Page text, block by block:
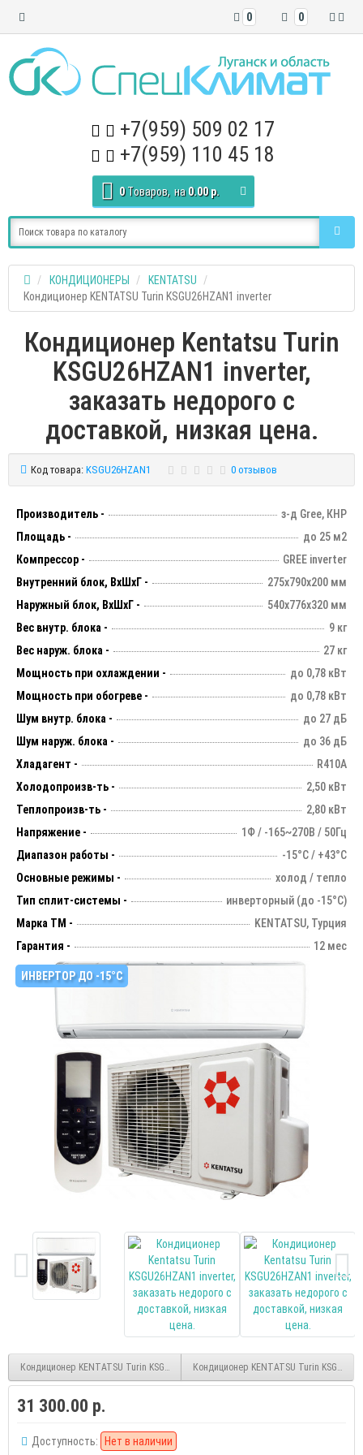
0
0
+7(959) 509 02 17
+7(959) 110 45 18
0 Tоваров, на 0.00 р.
КОНДИЦИОНЕРЫ
KENTATSU
Кондиционер KENTATSU Turin KSGU26HZAN1 inverter
Кондиционер Kentatsu Turin
KSGU26HZAN1 inverter,
заказать недорого с
доставкой, низкая цена.
Код товара: KSGU26HZAN1 0 отзывов
Производитель -
з-д Gree, КНР
Площадь -
до 25 м2
Компрессор -
GREE inverter
Внутренний блок, ВхШхГ -
275х790х200 мм
Наружный блок, ВхШхГ -
540х776х320 мм
Вес внутр. блока -
9 кг
Вес наруж. блока -
27 кг
Мощность при охлаждении -
до 0,78 кВт
Мощность при обогреве -
до 0,78 кВт
Шум внутр. блока -
до 27 дБ
Шум наруж. блока -
до 36 дБ
Хладагент -
R410A
Холодопроизв-ть -
2,50 кВт
Теплопроизв-ть -
2,80 кВт
Напряжение -
1Ф / -165~270В / 50Гц
Диапазон работы -
-15°С / +43°С
Основные режимы -
холод / тепло
Тип сплит-системы -
инверторный (до -15°С)
Марка ТМ -
KENTATSU, Турция
Гарантия -
12 мес
ИНВЕРТОР ДО -15°С
Кондиционер KENTATSU Turin KSGU50HZAN1 inverterКондиционер KENTATSU Turin
31 300.00 р.
Доступность: Нет в наличии